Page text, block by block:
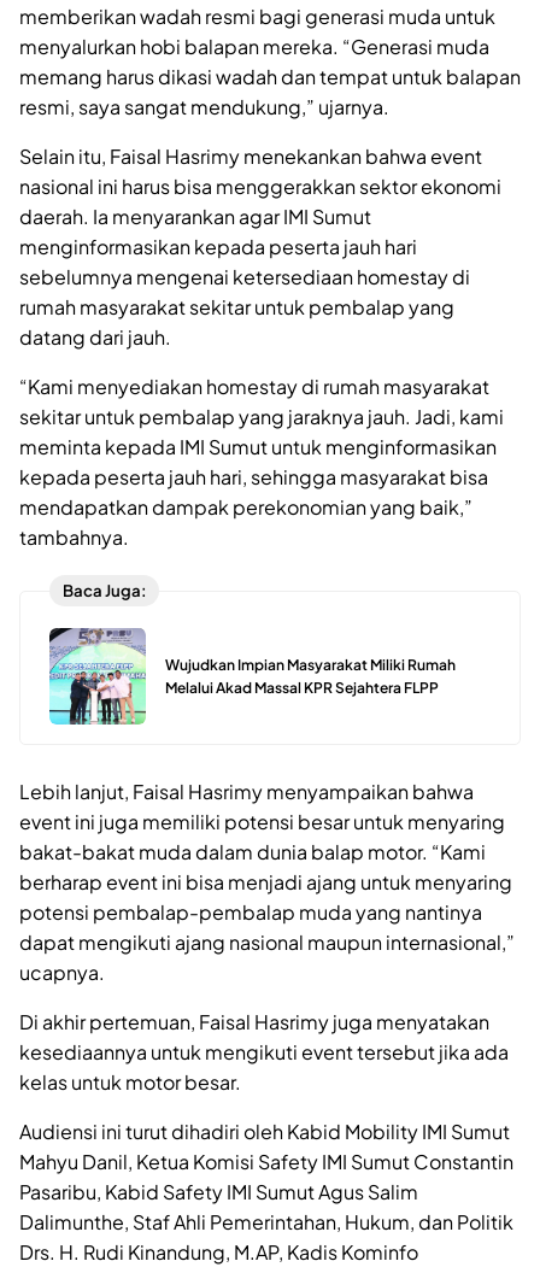
memberikan wadah resmi bagi generasi muda untuk
menyalurkan hobi balapan mereka. “Generasi muda
memang harus dikasi wadah dan tempat untuk balapan
resmi, saya sangat mendukung,” ujarnya.
Selain itu, Faisal Hasrimy menekankan bahwa event
nasional ini harus bisa menggerakkan sektor ekonomi
daerah. Ia menyarankan agar IMI Sumut
menginformasikan kepada peserta jauh hari
sebelumnya mengenai ketersediaan homestay di
rumah masyarakat sekitar untuk pembalap yang
datang dari jauh.
“Kami menyediakan homestay di rumah masyarakat
sekitar untuk pembalap yang jaraknya jauh. Jadi, kami
meminta kepada IMI Sumut untuk menginformasikan
kepada peserta jauh hari, sehingga masyarakat bisa
mendapatkan dampak perekonomian yang baik,”
tambahnya.
Baca Juga:
Wujudkan Impian Masyarakat Miliki Rumah
Melalui Akad Massal KPR Sejahtera FLPP
Lebih lanjut, Faisal Hasrimy menyampaikan bahwa
event ini juga memiliki potensi besar untuk menyaring
bakat-bakat muda dalam dunia balap motor. “Kami
berharap event ini bisa menjadi ajang untuk menyaring
potensi pembalap-pembalap muda yang nantinya
dapat mengikuti ajang nasional maupun internasional,”
ucapnya.
Di akhir pertemuan, Faisal Hasrimy juga menyatakan
kesediaannya untuk mengikuti event tersebut jika ada
kelas untuk motor besar.
Audiensi ini turut dihadiri oleh Kabid Mobility IMI Sumut
Mahyu Danil, Ketua Komisi Safety IMI Sumut Constantin
Pasaribu, Kabid Safety IMI Sumut Agus Salim
Dalimunthe, Staf Ahli Pemerintahan, Hukum, dan Politik
Drs. H. Rudi Kinandung, M.AP, Kadis Kominfo